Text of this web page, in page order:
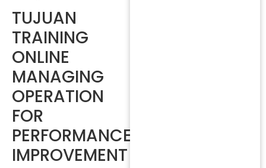
TUJUAN
TRAINING
ONLINE
MANAGING
OPERATION
FOR
PERFORMANCE
IMPROVEMENT